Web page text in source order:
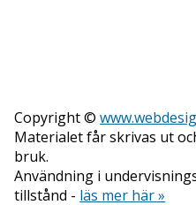
Copyright ©
Materialet får skrivas ut
bruk.
Användning i
tillstånd - läs mer här »